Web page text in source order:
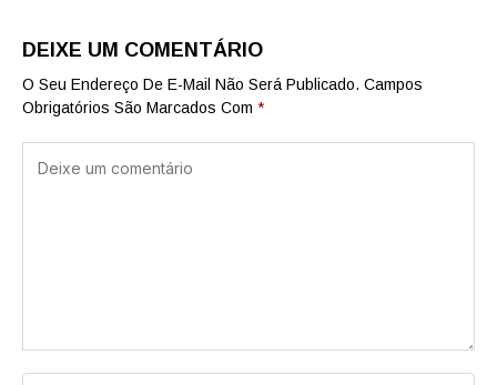
DEIXE UM COMENTÁRIO
O Seu Endereço De E-Mail Não Será Publicado. Campos
Obrigatórios São Marcados Com *